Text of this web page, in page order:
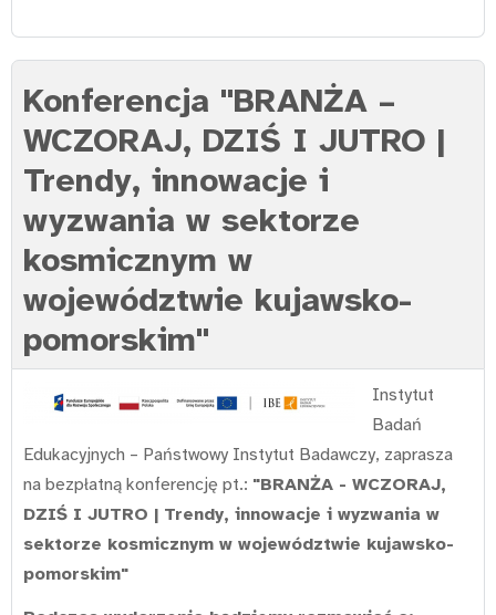
Konferencja "BRANŻA –
WCZORAJ, DZIŚ I JUTRO |
Trendy, innowacje i
wyzwania w sektorze
kosmicznym w
województwie kujawsko-
pomorskim"
Instytut
Badań
Edukacyjnych – Państwowy Instytut Badawczy, zaprasza
na bezpłatną konferencję pt.: "BRANŻA - WCZORAJ,
DZIŚ I JUTRO | Trendy, innowacje i wyzwania w
sektorze kosmicznym w województwie kujawsko-
pomorskim"